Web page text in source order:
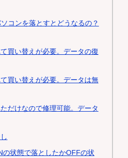
コンを落とすとどうなるの？
買い替えが必要。データの復
買い替えが必要。データは無
だけなので修理可能。データ
の状態で落としたかOFFの状